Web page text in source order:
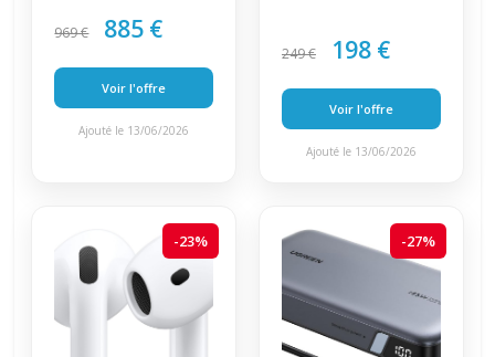
969 € 885 €
Voir l'offre
Ajouté le 13/06/2026
249 € 198 €
Voir l'offre
Ajouté le 13/06/2026
-23% -27%